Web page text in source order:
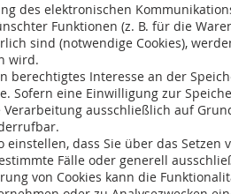
des elektronischen
Funktionen (z. B. für die
sind (notwendige Cookies),
wird.
berechtigtes Interesse an der
Sofern eine Einwilligung zur
ausschließlich auf
einstellen, dass Sie über das
Fälle oder generell
von Cookies kann die